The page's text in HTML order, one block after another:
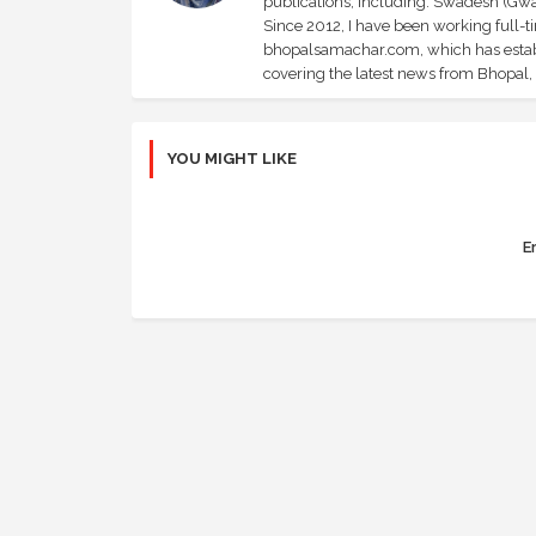
Since 2012, I have been working
bhopalsamachar.com, which has
covering the latest news from Bhopal,
YOU MIGHT LIKE